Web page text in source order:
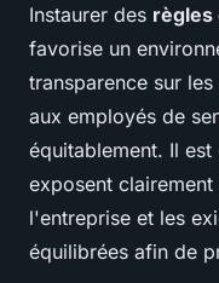
Instaurer des règles
favorise un
transparence sur
aux employés de
équitablement. Il
exposent
l'entreprise et les
équilibrées afin de